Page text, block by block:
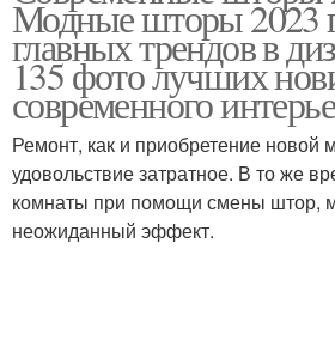
Шторы в современном
стиле
Модные шторы 2023
главных трендов в
135 фото лучших
современного
Ремонт, как и приобретение новой
удовольствие затратное. В то же
комнаты при помощи смены штор,
неожиданный эффект.